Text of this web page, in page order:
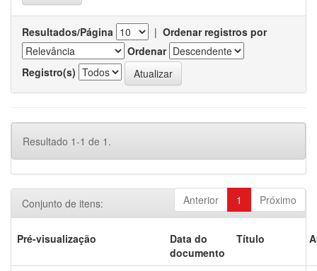
Resultados/Página | Ordenar registros por
Ordenar
Registro(s)
Resultado 1-1 de 1.
Anterior 1 Próximo
Conjunto de itens:
Pré-visualização
Data do
documento
Título